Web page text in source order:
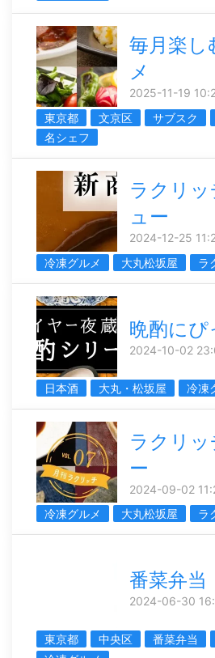
毎月楽し
メ
2025-11-19
東京都
文京区 サブスク
名シェフ
ラクリ
ュー
2024-12-25
冷凍グルメ
大丸松坂屋 ラ
晩酌にぴ
2024-10-02
日本酒 大丸・松坂屋 冷凍
ラクリッ
ー
2024-09-02
冷凍グルメ
大丸松坂屋 ラ
番菜弁当
2024-06-30
東京都 中央区 番菜弁当